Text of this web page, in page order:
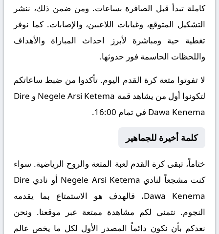
كاملة تبدأ قبل الصافرة بساعات. ومن ضمن ذلك، ننشر
التشكيل المتوقع، وغيابات اللاعبين، والإصابات. كما نوفر
تغطية حية ومباشرة لأبرز احداث المباراة والأهداف
واللحظات الحاسمة فور حدوثها.
لا تفوتوا متعة كرة القدم اليوم. تأكدوا من ضبط ساعاتكم
لتكونوا أول من يشاهد قمة Negele Arsi Ketema و Dire
Dawa Kenema في تمام 16:00.
كلمة أخيرة للجماهير
ختاماً، تبقى كرة القدم لعبة المتعة والروح الرياضية. سواء
كنت مشجعاً لنادي Negele Arsi Ketema أو نادي Dire
Dawa Kenema، فالهدف هو الاستمتاع بما يقدمه
النجوم. نتمنى لكم مشاهدة ممتعة عبر موقعنا. ونحن
نعدكم بأن نكون دائماً المصدر الأول لكل ما يخص عالم